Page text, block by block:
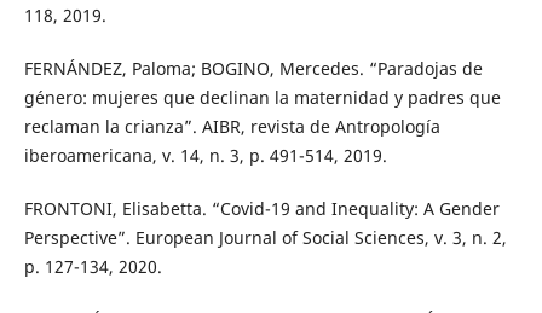
118, 2019.
FERNÁNDEZ, Paloma; BOGINO, Mercedes. “Paradojas de
género: mujeres que declinan la maternidad y padres que
reclaman la crianza”. AIBR, revista de Antropología
iberoamericana, v. 14, n. 3, p. 491-514, 2019.
FRONTONI, Elisabetta. “Covid-19 and Inequality: A Gender
Perspective”. European Journal of Social Sciences, v. 3, n. 2,
p. 127-134, 2020.